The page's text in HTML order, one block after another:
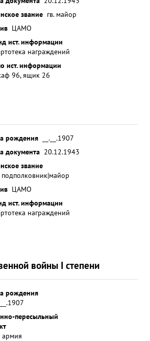
звание гв. майор
ЦАМО
ист. информации
награждений
ист. информации
96, ящик 26
рождения
__.__.1907
документа 20.12.1943
звание
подполковник|майор
ЦАМО
ист. информации
награждений
войны I степени
рождения
пересыльный
армия